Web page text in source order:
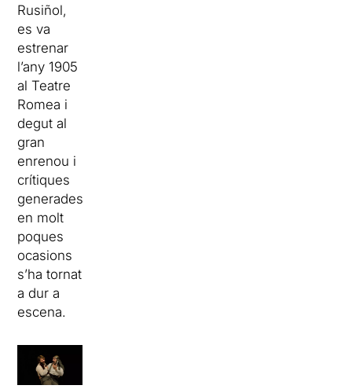
Rusiñol,
es va
estrenar
l’any 1905
al Teatre
Romea i
degut al
gran
enrenou i
crítiques
generades
en molt
poques
ocasions
s’ha tornat
a dur a
escena.